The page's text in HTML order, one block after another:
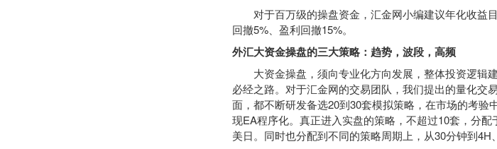
对于百万级的操盘资金，汇金网小编建议年化收益
回撤5%、盈利回撤15%。
外汇大资金操盘的三大策略：趋势，波段，高频
大资金操盘，须向专业化方向发展，整体投资逻辑
必经之路。对于汇金网的交易团队，我们提出的量化交
面，都不断研发备选20到30套模拟策略，在市场的考
现EA程序化。真正进入实盘的策略，不超过10套，分配
美日。同时也分配到不同的策略周期上，从30分钟到4H